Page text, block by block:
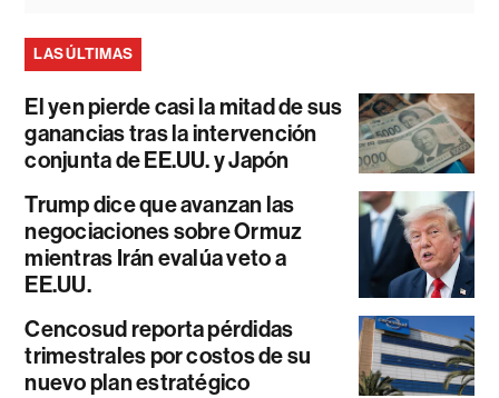
LAS ÚLTIMAS
El yen pierde casi la mitad de sus
ganancias tras la intervención
conjunta de EE.UU. y Japón
Trump dice que avanzan las
negociaciones sobre Ormuz
mientras Irán evalúa veto a
EE.UU.
Cencosud reporta pérdidas
trimestrales por costos de su
nuevo plan estratégico